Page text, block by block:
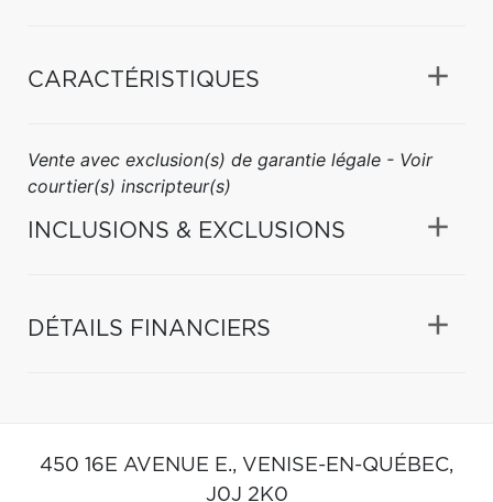
CARACTÉRISTIQUES
Vente avec exclusion(s) de garantie légale - Voir
courtier(s) inscripteur(s)
INCLUSIONS & EXCLUSIONS
DÉTAILS FINANCIERS
450 16E AVENUE E., VENISE-EN-QUÉBEC,
J0J 2K0